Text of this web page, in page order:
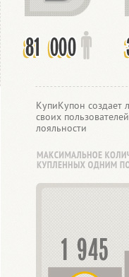
КупиКупон создает
своих
лояльности